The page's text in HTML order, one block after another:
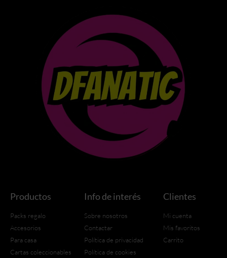
Productos
Packs regalo
Accesorios
Para casa
Cartas coleccionables
Info de interés
Sobre nosotros
Contactar
Política de privacidad
Política de cookies
Clientes
Mi cuenta
Mis favoritos
Carrito